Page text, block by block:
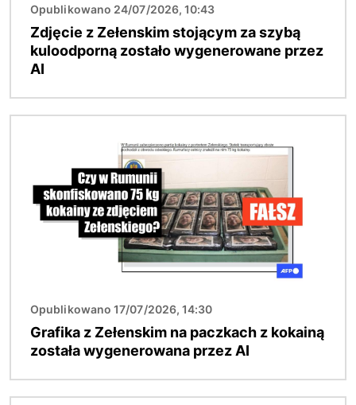
Opublikowano 24/07/2026, 10:43
Zdjęcie z Zełenskim stojącym za szybą
kuloodporną zostało wygenerowane przez
AI
Opublikowano 17/07/2026, 14:30
Grafika z Zełenskim na paczkach z kokainą
została wygenerowana przez AI